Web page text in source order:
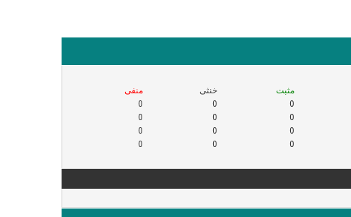
مثبت خنثی
منفی
0
0
0
0
0
0
0
0
0
0
0
0